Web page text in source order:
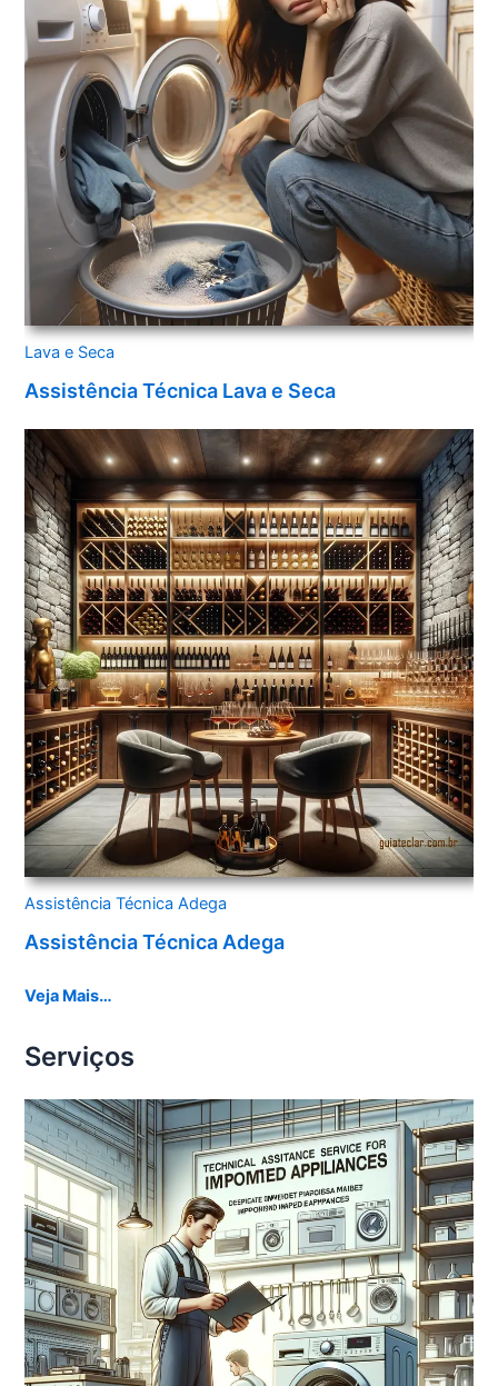
Lava e Seca
Assistência Técnica Lava e Seca
Assistência Técnica Adega
Assistência Técnica Adega
Veja Mais…
Serviços